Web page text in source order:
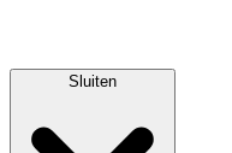
Sluiten